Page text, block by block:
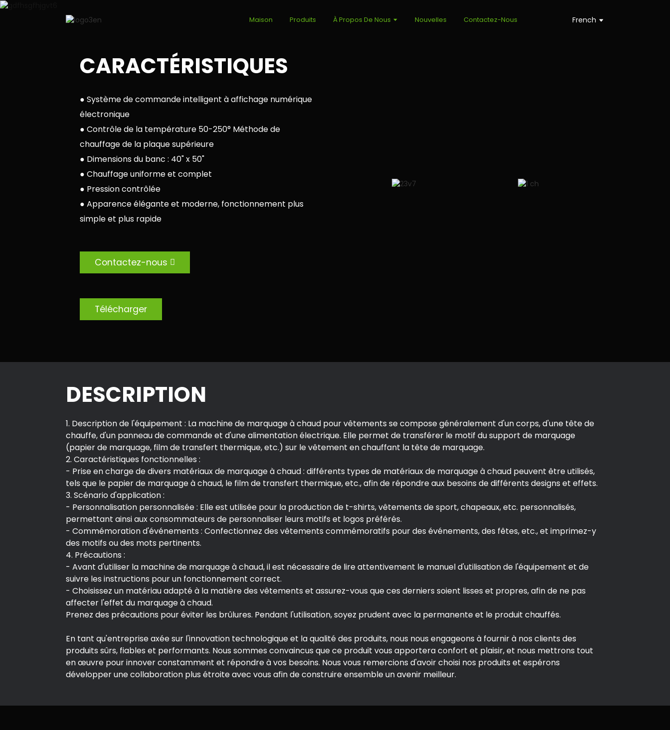
Maison Produits À Propos De Nous Nouvelles Contactez-Nous French
CARACTÉRISTIQUES
● Système de commande intelligent à affichage numérique
électronique
● Contrôle de la température 50-250° Méthode de
chauffage de la plaque supérieure
● Dimensions du banc : 40" x 50"
● Chauffage uniforme et complet
● Pression contrôlée
● Apparence élégante et moderne, fonctionnement plus
simple et plus rapide
Contactez-nous
Télécharger
DESCRIPTION
1. Description de l'équipement : La machine de marquage à chaud pour vêtements se compose généralement d'un corps, d'une tête de
chauffe, d'un panneau de commande et d'une alimentation électrique. Elle permet de transférer le motif du support de marquage
(papier de marquage, film de transfert thermique, etc.) sur le vêtement en chauffant la tête de marquage.
2. Caractéristiques fonctionnelles :
- Prise en charge de divers matériaux de marquage à chaud : différents types de matériaux de marquage à chaud peuvent être utilisés,
tels que le papier de marquage à chaud, le film de transfert thermique, etc., afin de répondre aux besoins de différents designs et effets.
3. Scénario d'application :
- Personnalisation personnalisée : Elle est utilisée pour la production de t-shirts, vêtements de sport, chapeaux, etc. personnalisés,
permettant ainsi aux consommateurs de personnaliser leurs motifs et logos préférés.
- Commémoration d'événements : Confectionnez des vêtements commémoratifs pour des événements, des fêtes, etc., et imprimez-y
des motifs ou des mots pertinents.
4. Précautions :
- Avant d'utiliser la machine de marquage à chaud, il est nécessaire de lire attentivement le manuel d'utilisation de l'équipement et de
suivre les instructions pour un fonctionnement correct.
- Choisissez un matériau adapté à la matière des vêtements et assurez-vous que ces derniers soient lisses et propres, afin de ne pas
affecter l'effet du marquage à chaud.
Prenez des précautions pour éviter les brûlures. Pendant l'utilisation, soyez prudent avec la permanente et le produit chauffés.
En tant qu'entreprise axée sur l'innovation technologique et la qualité des produits, nous nous engageons à fournir à nos clients des
produits sûrs, fiables et performants. Nous sommes convaincus que ce produit vous apportera confort et plaisir, et nous mettrons tout
en œuvre pour innover constamment et répondre à vos besoins. Nous vous remercions d'avoir choisi nos produits et espérons
développer une collaboration plus étroite avec vous afin de construire ensemble un avenir meilleur.